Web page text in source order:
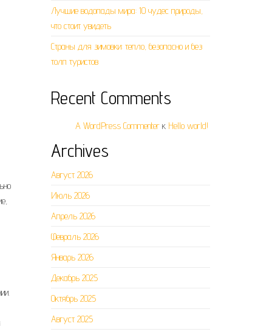
Лучшие водопады мира: 10 чудес природы,
что стоит увидеть
Страны для зимовки: тепло, безопасно и без
толп туристов
Recent Comments
A WordPress Commenterк Hello world!
Archives
Август 2026
Июль 2026
Апрель 2026
Февраль 2026
Январь 2026
Декабрь 2025
Октябрь 2025
Август 2025